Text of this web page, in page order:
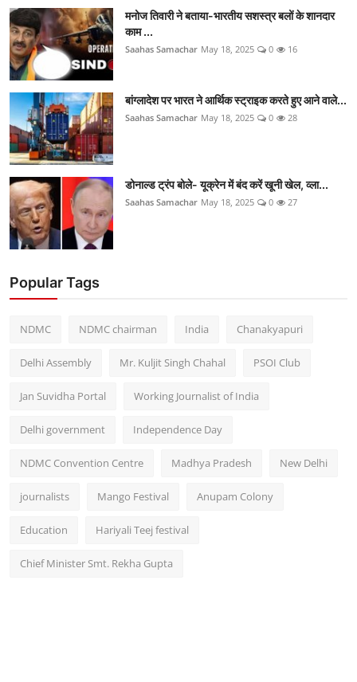
मनोज तिवारी ने बताया-भारतीय सशस्त्र बलों के शानदार
काम ...
Saahas Samachar May 18, 2025 0 16
बांग्लादेश पर भारत ने आर्थिक स्ट्राइक करते हुए आने वाले...
Saahas Samachar May 18, 2025 0 28
डोनाल्ड ट्रंप बोले- यूक्रेन में बंद करें खूनी खेल, व्ला...
Saahas Samachar May 18, 2025 0 27
Popular Tags
NDMC NDMC chairman India Chanakyapuri
Delhi Assembly Mr. Kuljit Singh Chahal PSOI Club
Jan Suvidha Portal Working Journalist of India
Delhi government Independence Day
NDMC Convention Centre Madhya Pradesh New Delhi
journalists Mango Festival Anupam Colony
Education Hariyali Teej festival
Chief Minister Smt. Rekha Gupta